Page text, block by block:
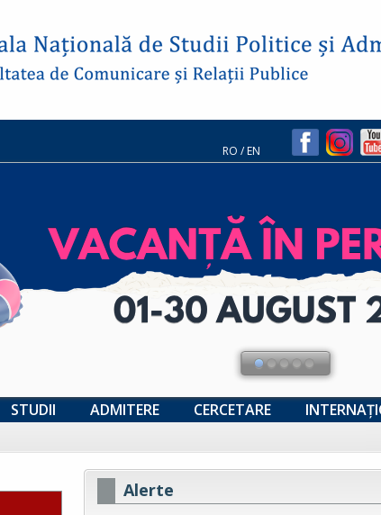
RO /EN
STUDII ADMITERE CERCETARE
Alerte